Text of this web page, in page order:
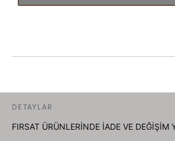
DETAYLAR
FIRSAT ÜRÜNLERİNDE İADE VE DEĞİŞİM